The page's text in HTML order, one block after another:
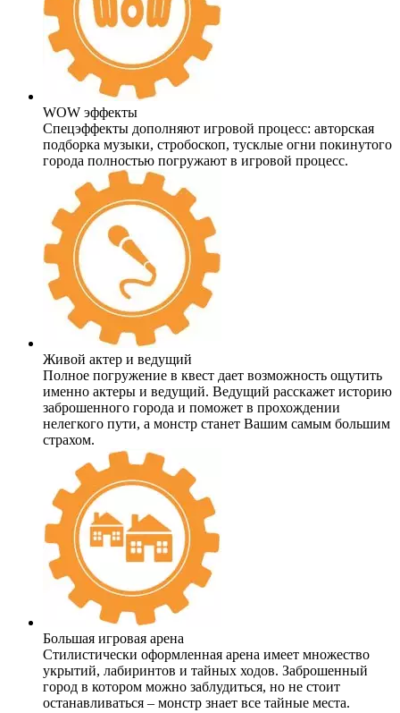
WOW эффекты
Спецэффекты дополняют игровой процесс: авторская
подборка музыки, стробоскоп, тусклые огни покинутого
города полностью погружают в игровой процесс.
Живой актер и ведущий
Полное погружение в квест дает возможность ощутить
именно актеры и ведущий. Ведущий расскажет историю
заброшенного города и поможет в прохождении
нелегкого пути, а монстр станет Вашим самым большим
страхом.
Большая игровая арена
Стилистически оформленная арена имеет множество
укрытий, лабиринтов и тайных ходов. Заброшенный
город в котором можно заблудиться, но не стоит
останавливаться – монстр знает все тайные места.